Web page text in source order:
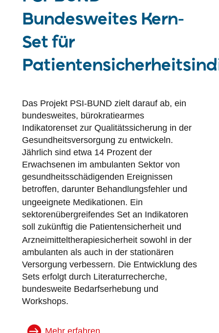
Bundesweites Kern-
Set für
Das Projekt PSI-BUND zielt darauf ab, ein
bundesweites, bürokratiearmes
Indikatorenset zur Qualitätssicherung in der
Gesundheitsversorgung zu entwickeln.
Jährlich sind etwa 14 Prozent der
Erwachsenen im ambulanten Sektor von
gesundheitsschädigenden Ereignissen
betroffen, darunter Behandlungsfehlerund
ungeeignete Medikationen. Ein
sektorenübergreifendes Set an Indikatoren
soll zukünftig die Patientensicherheitund
Arzneimitteltherapiesicherheit sowohl in der
ambulanten als auch in der stationären
Versorgung verbessern. Die Entwicklung des
Sets erfolgt durch Literaturrecherche,
bundesweite Bedarfserhebung und
Workshops.